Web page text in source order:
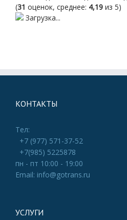
(31 оценок, среднее: 4,19 из 5)
Загрузка...
КОНТАКТЫ
Тел:
+7 (977) 571-37-52
+7(985) 5225878
пн - пт 10:00 - 19:00
Email: info@gotrans.ru
УСЛУГИ